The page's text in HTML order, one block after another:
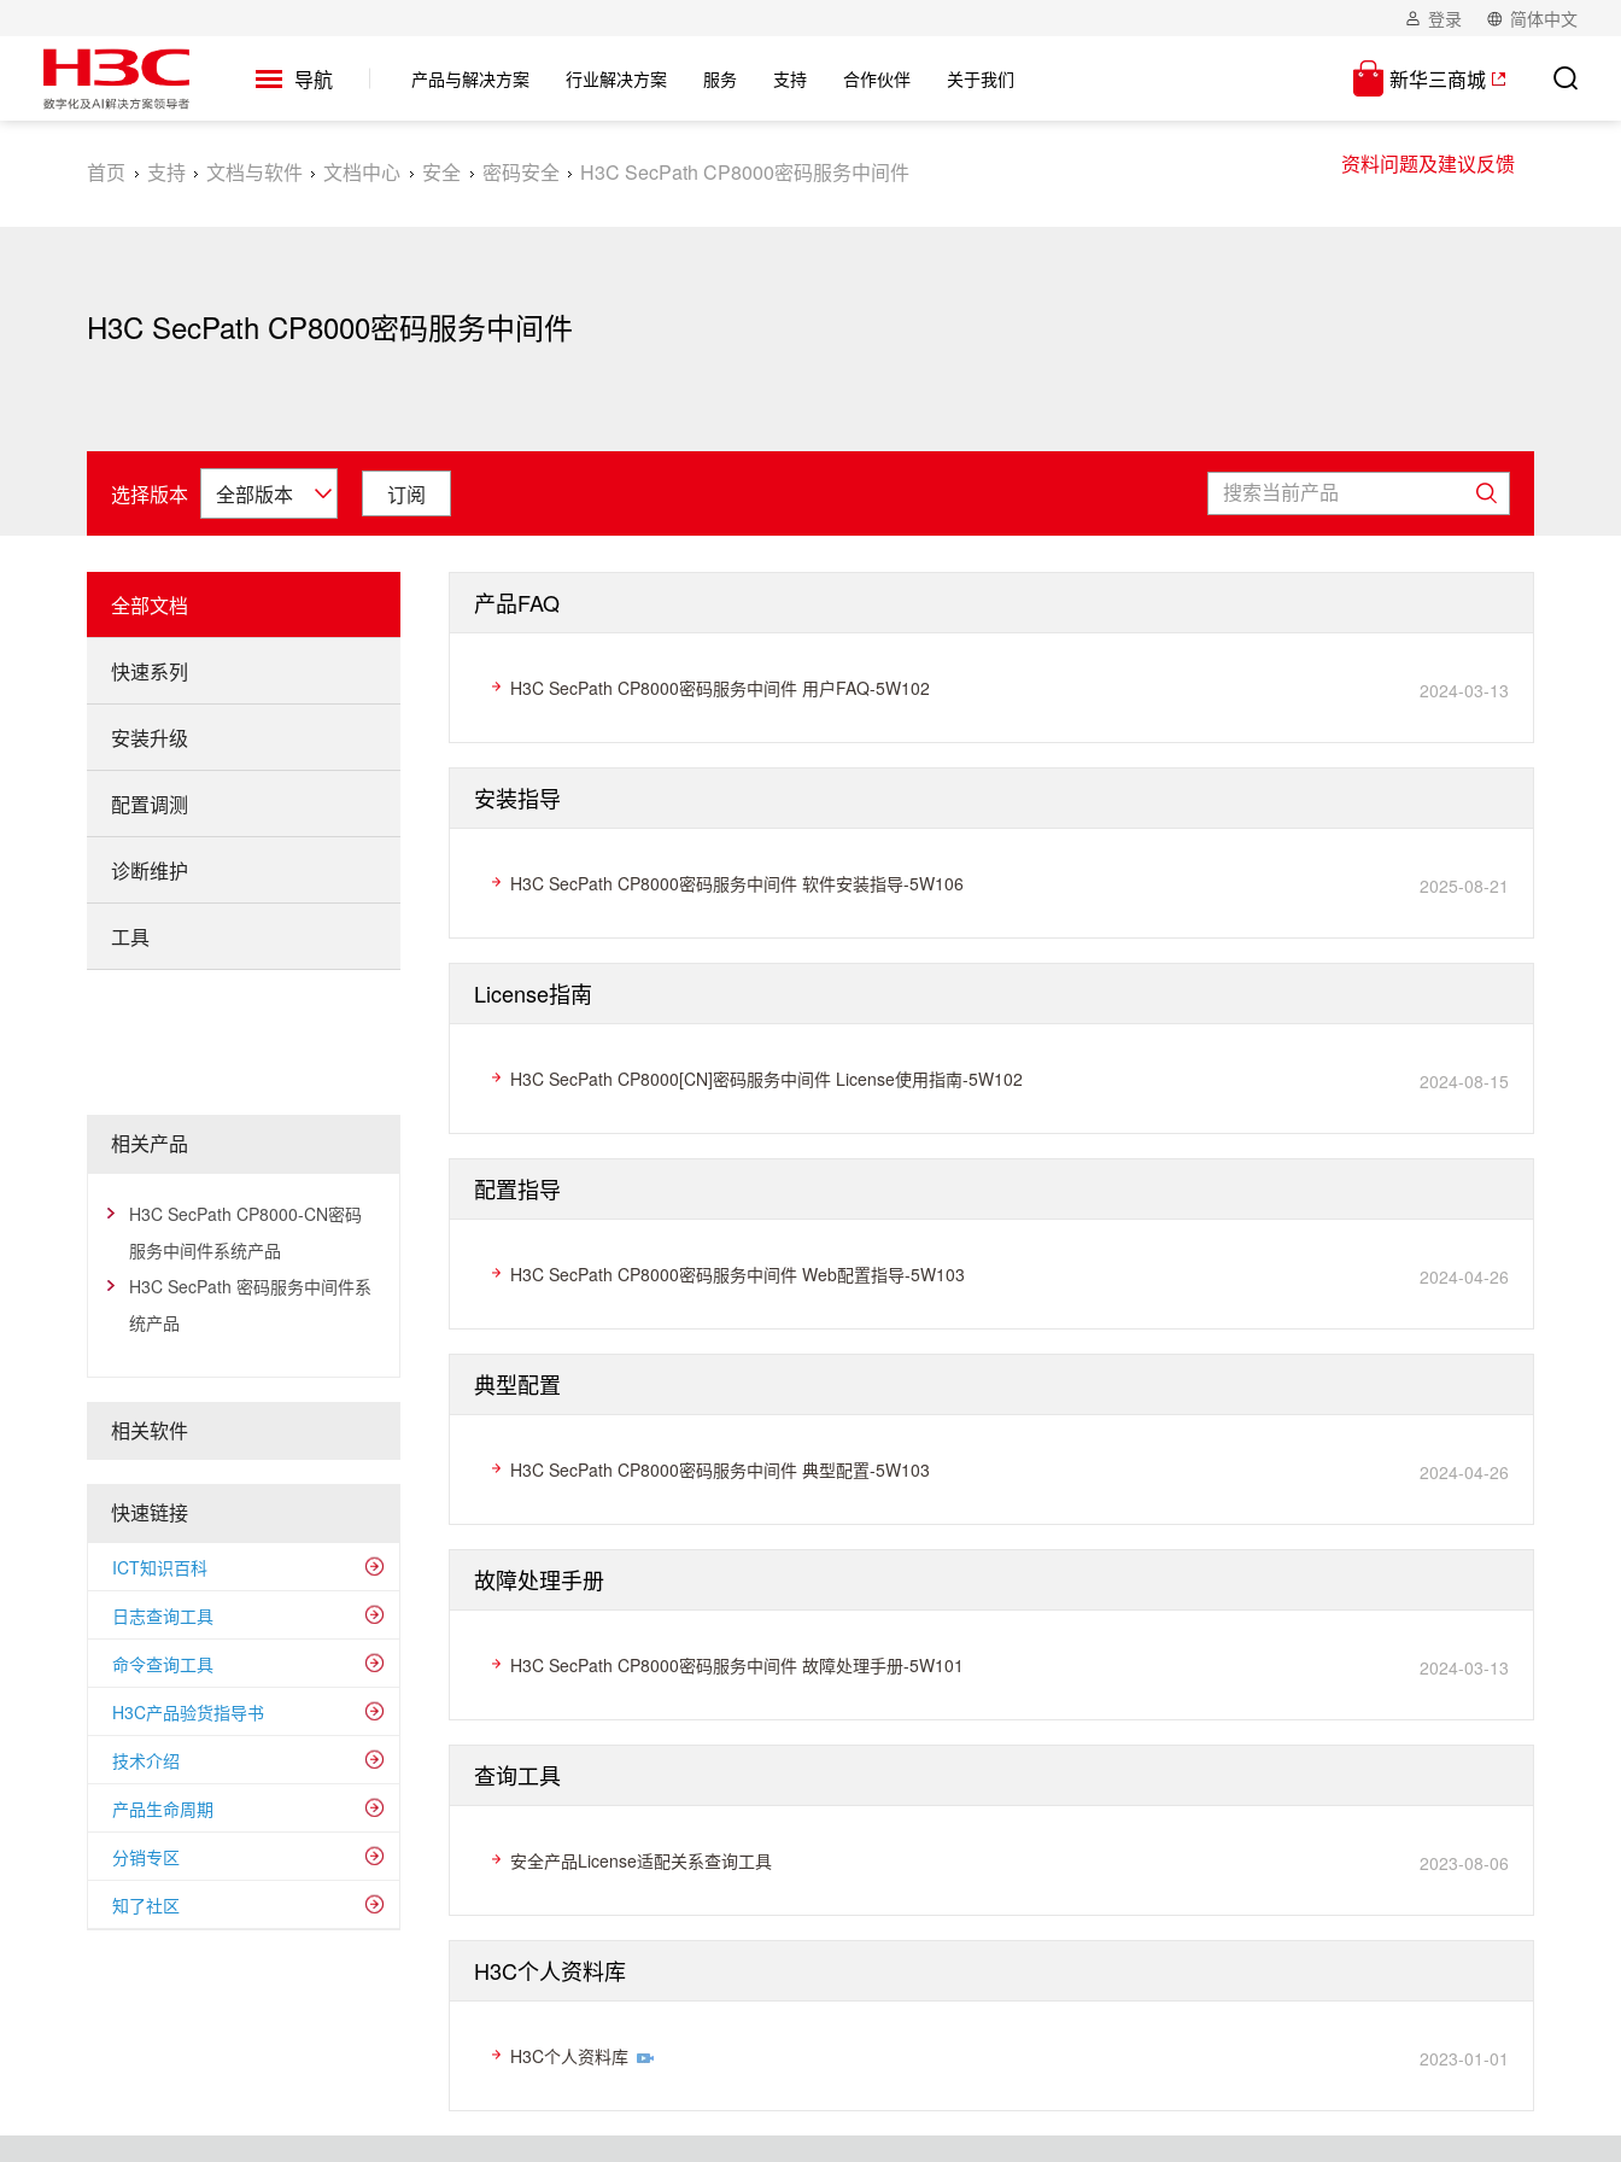
登录 简体中文
导航 产品与解决方案 行业解决方案 服务 支持 合作伙伴 关于我们 新华三商城
资料问题及建议反馈
首页 支持 文档与软件 文档中心 安全 密码安全 H3C SecPath CP8000密码服务中间件
H3C SecPath CP8000密码服务中间件
选择版本 订阅
全部文档
快速系列
安装升级
配置调测
诊断维护
工具
相关产品
H3C SecPath CP8000-CN密码
服务中间件系统产品
H3C SecPath 密码服务中间件系
统产品
相关软件
快速链接
ICT知识百科
日志查询工具
命令查询工具
H3C产品验货指导书
技术介绍
产品生命周期
分销专区
知了社区
产品FAQ
H3C SecPath CP8000密码服务中间件 用户FAQ-5W102 2024-03-13
安装指导
H3C SecPath CP8000密码服务中间件 软件安装指导-5W106 2025-08-21
License指南
H3C SecPath CP8000[CN]密码服务中间件 License使用指南-5W102 2024-08-15
配置指导
H3C SecPath CP8000密码服务中间件 Web配置指导-5W103 2024-04-26
典型配置
H3C SecPath CP8000密码服务中间件 典型配置-5W103 2024-04-26
故障处理手册
H3C SecPath CP8000密码服务中间件 故障处理手册-5W101 2024-03-13
查询工具
安全产品License适配关系查询工具 2023-08-06
H3C个人资料库
H3C个人资料库 2023-01-01